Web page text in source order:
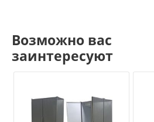
Возможно вас
заинтересуют